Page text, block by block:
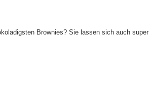
Brownies? Sie lassen sich auch